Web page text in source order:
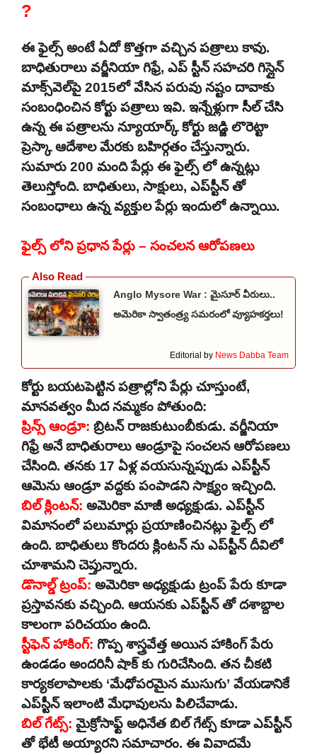
?
ఈ ఫైల్స్ అంటే ఏదో కొత్తగా వచ్చిన పత్రాలు కావు.
బాధితురాలు వర్జీనియా గిఫ్రే, ఎప్ స్టీన్ సహచరి గిస్లైన్
మాక్స్‌వెల్‌పై 2015లో వేసిన పరువు నష్టం దావాకు
సంబంధించిన కోర్టు పత్రాలు ఇవి. ఇన్నేళ్లుగా సీల్ చేసి
ఉన్న ఈ పత్రాలను న్యూయార్క్ కోర్టు జడ్జి లొరెట్టా
ప్రెస్కా ఆదేశాల మేరకు బహిర్గతం చేస్తున్నారు.
సుమారు 200 మంది పేర్లు ఈ ఫైల్స్ లో ఉన్నట్లు
తెలుస్తోంది. బాధితులు, సాక్షులు, ఎప్‌స్టీన్ తో
సంబంధాలు ఉన్న వ్యక్తుల పేర్లు ఇందులో ఉన్నాయి.
ఫైల్స్ లోని ప్రధాన పేర్లు – సంచలన ఆరోపణలు
Anglo Mysore War : మైసూర్ వీరులు..
అమెరికా స్వాతంత్ర్య సమరంలో వ్యూహకర్తలు!
Editorial by News Dabba Team
కోర్టు బయటపెట్టిన పత్రాల్లోని పేర్లు చూస్తుంటే,
మానవత్వం మీద నమ్మకం పోతుంది:
ప్రిన్స్ ఆండ్రూ: బ్రిటన్ రాజకుటుంబీకుడు. వర్జీనియా
గిఫ్రే అనే బాధితురాలు ఆండ్రూపై సంచలన ఆరోపణలు
చేసింది. తనకు 17 ఏళ్ల వయసున్నప్పుడు ఎప్‌స్టీన్
ఆమెను ఆండ్రూ వద్దకు పంపాడని సాక్ష్యం ఇచ్చింది.
బిల్ క్లింటన్: అమెరికా మాజీ అధ్యక్షుడు. ఎప్‌స్టీన్
విమానంలో పలుమార్లు ప్రయాణించినట్లు ఫైల్స్ లో
ఉంది. బాధితులు కొందరు క్లింటన్ ను ఎప్‌స్టీన్ దీవిలో
చూశామని చెప్తున్నారు.
డొనాల్డ్ ట్రంప్: అమెరికా అధ్యక్షుడు ట్రంప్ పేరు కూడా
ప్రస్తావనకు వచ్చింది. ఆయనకు ఎప్‌స్టీన్ తో దశాబ్దాల
కాలంగా పరిచయం ఉంది.
స్టీఫెన్ హాకింగ్: గొప్ప శాస్త్రవేత్త అయిన హాకింగ్ పేరు
ఉండడం అందరినీ షాక్ కు గురిచేసింది. తన చీకటి
కార్యకలాపాలకు ‘మేధోపరమైన ముసుగు’ వేయడానికే
ఎప్‌స్టీన్ ఇలాంటి మేధావులను పిలిచేవాడు.
బిల్ గేట్స్: మైక్రోసాఫ్ట్ అధినేత బిల్ గేట్స్ కూడా ఎప్‌స్టీన్
తో భేటీ అయ్యారని సమాచారం. ఈ వివాదమే